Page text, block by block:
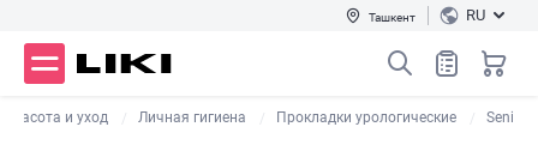
Ташкент RU
Красота и уход Личная гигиена Прокладки урологические Seni